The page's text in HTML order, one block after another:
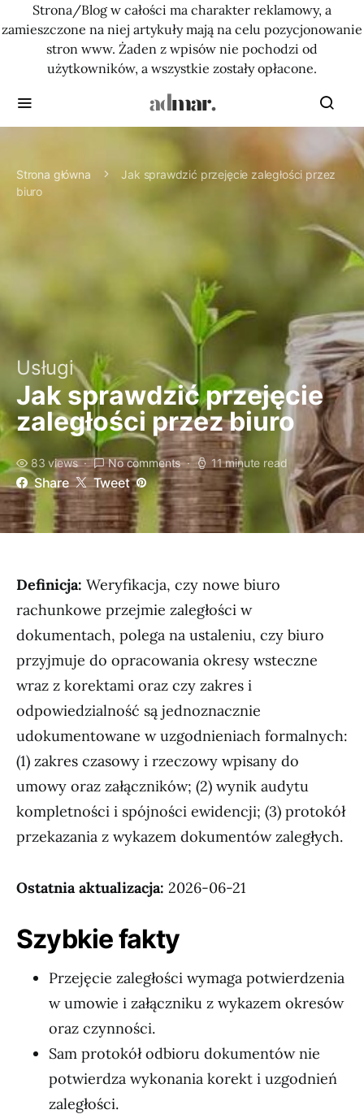
Strona/Blog w całości ma charakter reklamowy, a
zamieszczone na niej artykuły mają na celu pozycjonowanie
stron www. Żaden z wpisów nie pochodzi od
użytkowników, a wszystkie zostały opłacone.
Strona główna
Jak sprawdzić przejęcie zaległości przez
biuro
Usługi
Jak sprawdzić przejęcie
zaległości przez biuro
83 views No comments 11 minute read
Share Tweet
Definicja: Weryfikacja, czy nowe biuro
rachunkowe przejmie zaległości w
dokumentach, polega na ustaleniu, czy biuro
przyjmuje do opracowania okresy wsteczne
wraz z korektami oraz czy zakres i
odpowiedzialność są jednoznacznie
udokumentowane w uzgodnieniach formalnych:
(1) zakres czasowy i rzeczowy wpisany do
umowy oraz załączników; (2) wynik audytu
kompletności i spójności ewidencji; (3) protokół
przekazania z wykazem dokumentów zaległych.
Ostatnia aktualizacja: 2026-06-21
Szybkie fakty
Przejęcie zaległości wymaga potwierdzenia
w umowie i załączniku z wykazem okresów
oraz czynności.
Sam protokół odbioru dokumentów nie
potwierdza wykonania korekt i uzgodnień
zaległości.